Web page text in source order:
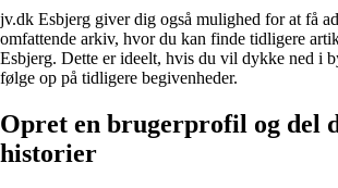
jv.dk Esbjerg giver dig også mulighed for at få
omfattende arkiv, hvor du kan finde tidligere
Esbjerg. Dette er ideelt, hvis du vil dykke ned i
følge op på tidligere begivenheder.
Opret en brugerprofil og del
historier